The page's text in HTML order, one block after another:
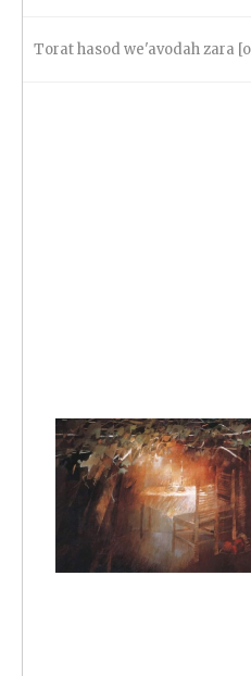
Torat hasod we'avodah zara